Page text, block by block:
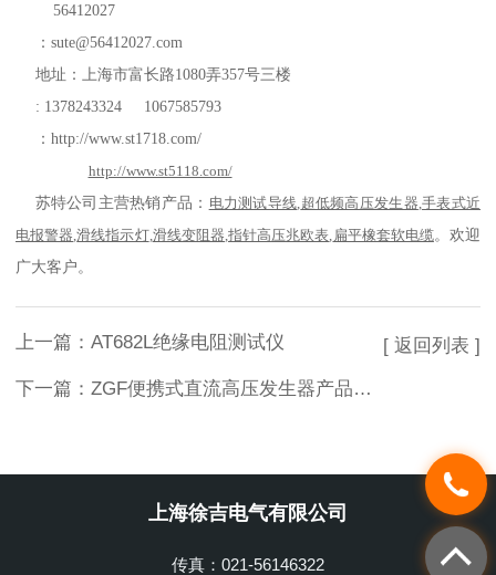
56412027
： sute@56412027.com
地址：上海市富长路1080弄357号三楼
: 1378243324 1067585793
： http://www.st1718.com/
http://www.st5118.com/
苏特公司主营热销产品： 电力测试导线 超低频高压发生器 手表式近
电报警器 ,滑线指示灯, 滑线变阻器 指针高压兆欧表 扁平橡套软电缆。欢迎
广大客户。
上一篇： AT682L绝缘电阻测试仪
下一篇： ZGF便携式直流高压发生器产品特点
[ 返回列表 ]
上海徐吉电气有限公司
传真：021-56146322